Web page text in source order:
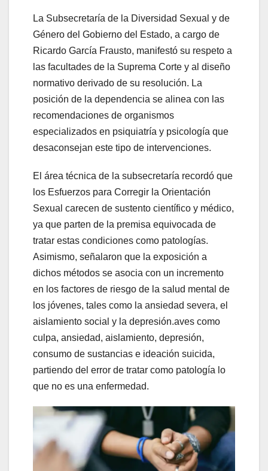
La Subsecretaría de la Diversidad Sexual y de
Género del Gobierno del Estado, a cargo de
Ricardo García Frausto, manifestó su respeto a
las facultades de la Suprema Corte y al diseño
normativo derivado de su resolución. La
posición de la dependencia se alinea con las
recomendaciones de organismos
especializados en psiquiatría y psicología que
desaconsejan este tipo de intervenciones.
El área técnica de la subsecretaría recordó que
los Esfuerzos para Corregir la Orientación
Sexual carecen de sustento científico y médico,
ya que parten de la premisa equivocada de
tratar estas condiciones como patologías.
Asimismo, señalaron que la exposición a
dichos métodos se asocia con un incremento
en los factores de riesgo de la salud mental de
los jóvenes, tales como la ansiedad severa, el
aislamiento social y la depresión.aves como
culpa, ansiedad, aislamiento, depresión,
consumo de sustancias e ideación suicida,
partiendo del error de tratar como patología lo
que no es una enfermedad.